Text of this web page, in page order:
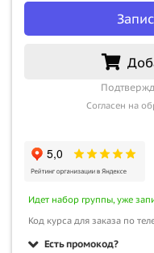
Согласен на
Идет набор группы, уже
Код курса для заказа по
Есть промокод?